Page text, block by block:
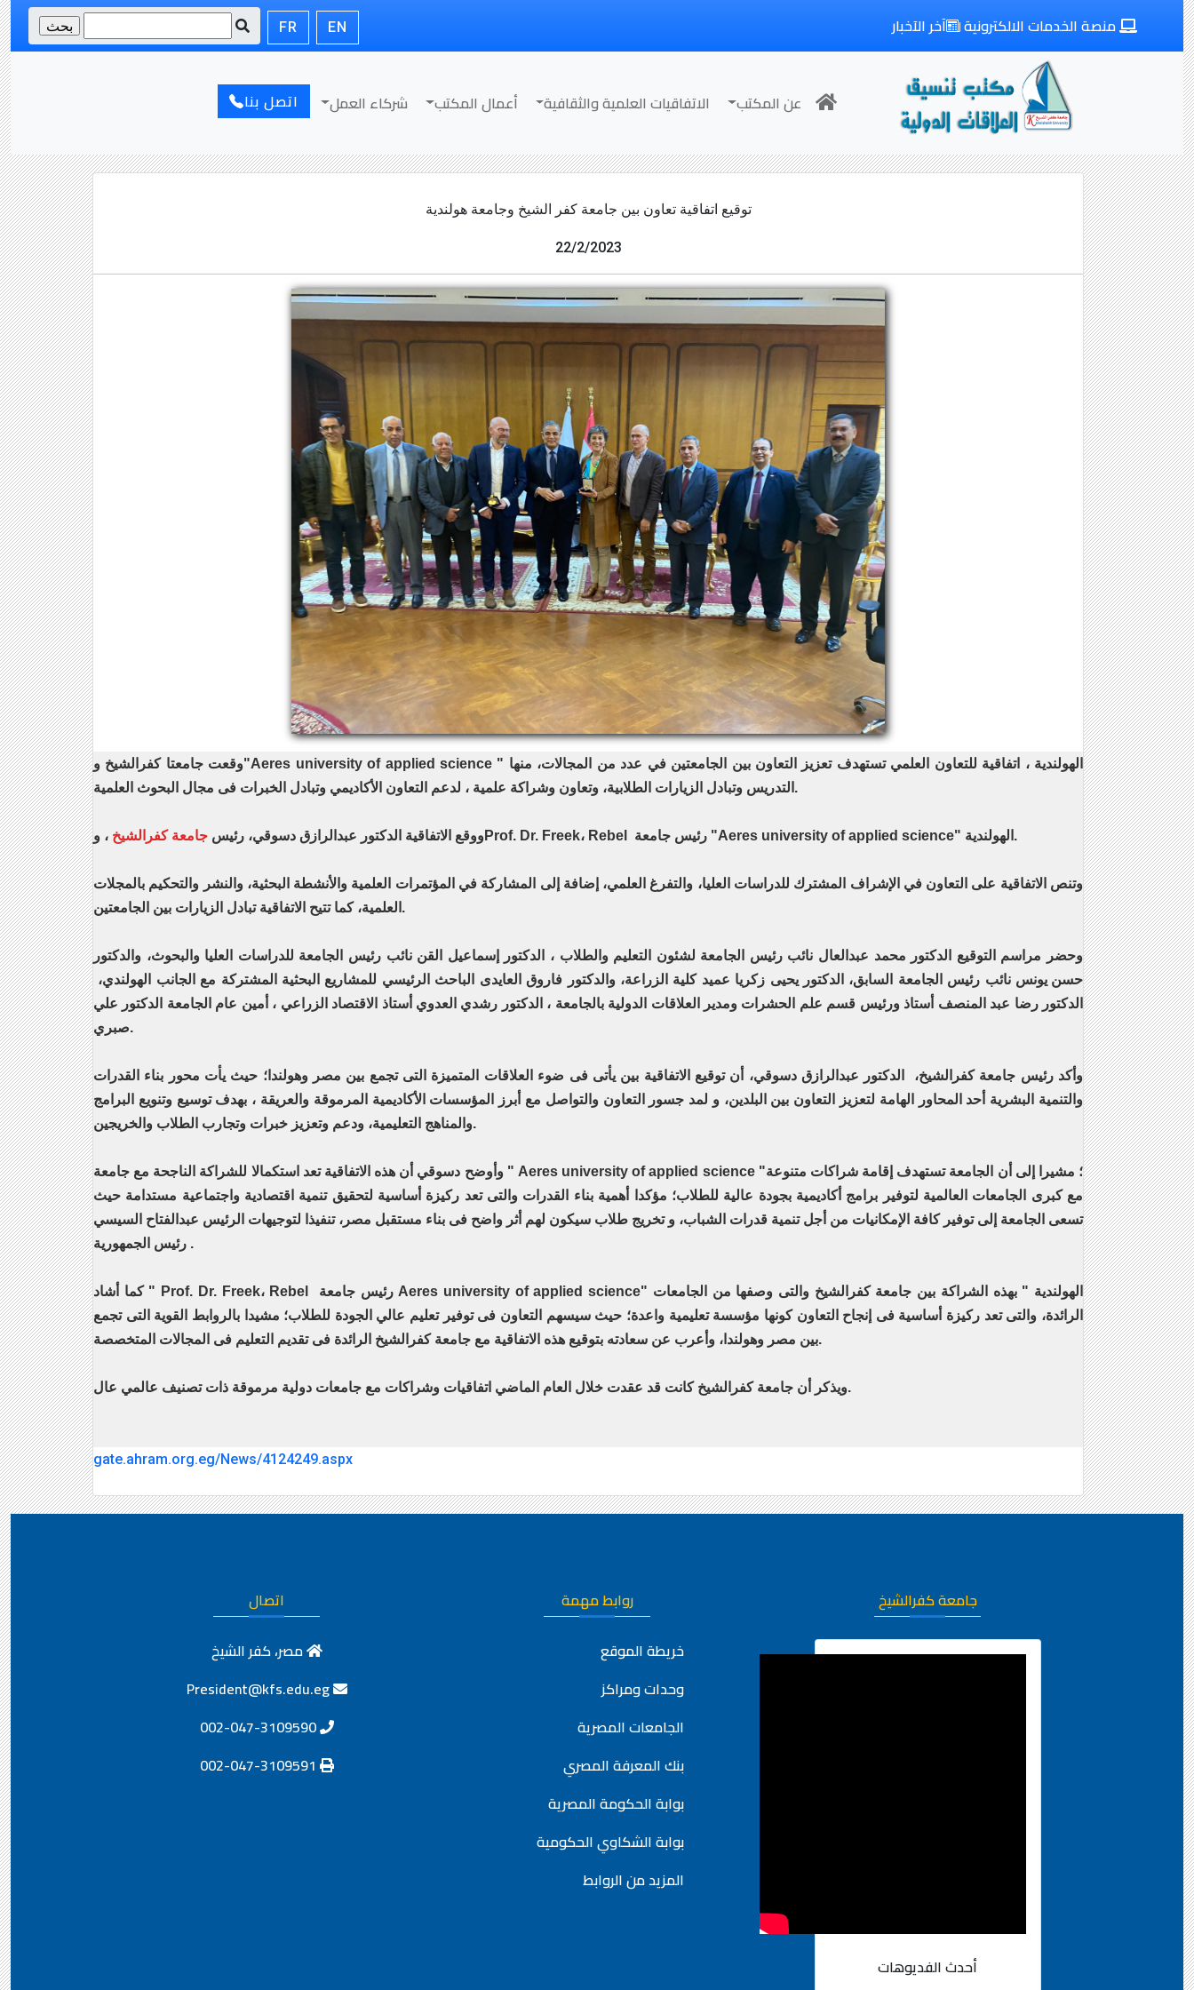
آخر الآخبار منصة الخدمات الالكترونية EN
FR
عن المكتب الاتفاقيات العلمية والثقافية أعمال المكتب شركاء العمل اتصل بنا
توقيع اتفاقية تعاون بين جامعة كفر الشيخ وجامعة هولندية
22/2/2023
وقعت جامعتا كفرالشيخ و"Aeres university of applied science " الهولندية ، اتفاقية للتعاون العلمي تستهدف تعزيز التعاون بين الجامعتين في عدد من المجالات، منها
التدريس وتبادل الزيارات الطلابية، وتعاون وشراكة علمية ، لدعم التعاون الأكاديمي وتبادل الخبرات فى مجال البحوث العلمية.
ووقع الاتفاقية الدكتور عبدالرازق دسوقي، رئيس جامعة كفرالشيخ ، وProf. Dr. Freek، Rebel رئيس جامعة "Aeres university of applied science" الهولندية.
وتنص الاتفاقية على التعاون في الإشراف المشترك للدراسات العليا، والتفرغ العلمي، إضافة إلى المشاركة في المؤتمرات العلمية والأنشطة البحثية، والنشر والتحكيم بالمجلات
العلمية، كما تتيح الاتفاقية تبادل الزيارات بين الجامعتين.
وحضر مراسم التوقيع الدكتور محمد عبدالعال نائب رئيس الجامعة لشئون التعليم والطلاب ، الدكتور إسماعيل القن نائب رئيس الجامعة للدراسات العليا والبحوث، والدكتور
حسن يونس نائب رئيس الجامعة السابق، الدكتور يحيى زكريا عميد كلية الزراعة، والدكتور فاروق العايدى الباحث الرئيسي للمشاريع البحثية المشتركة مع الجانب الهولندي،
الدكتور رضا عبد المنصف أستاذ ورئيس قسم علم الحشرات ومدير العلاقات الدولية بالجامعة ، الدكتور رشدي العدوي أستاذ الاقتصاد الزراعي ، أمين عام الجامعة الدكتور علي
صبري.
وأكد رئيس جامعة كفرالشيخ، الدكتور عبدالرازق دسوقي، أن توقيع الاتفاقية بين يأتى فى ضوء العلاقات المتميزة التى تجمع بين مصر وهولندا؛ حيث يأت محور بناء القدرات
والتنمية البشرية أحد المحاور الهامة لتعزيز التعاون بين البلدين، و لمد جسور التعاون والتواصل مع أبرز المؤسسات الأكاديمية المرموقة والعريقة ، بهدف توسيع وتنويع البرامج
والمناهج التعليمية، ودعم وتعزيز خبرات وتجارب الطلاب والخريجين.
وأوضح دسوقي أن هذه الاتفاقية تعد استكمالا للشراكة الناجحة مع جامعة " Aeres university of applied science "؛ مشيرا إلى أن الجامعة تستهدف إقامة شراكات متنوعة
مع كبرى الجامعات العالمية لتوفير برامج أكاديمية بجودة عالية للطلاب؛ مؤكدا أهمية بناء القدرات والتى تعد ركيزة أساسية لتحقيق تنمية اقتصادية واجتماعية مستدامة حيث
تسعى الجامعة إلى توفير كافة الإمكانيات من أجل تنمية قدرات الشباب، و تخريج طلاب سيكون لهم أثر واضح فى بناء مستقبل مصر، تنفيذا لتوجيهات الرئيس عبدالفتاح السيسي
رئيس الجمهورية .
كما أشاد " Prof. Dr. Freek، Rebel رئيس جامعة Aeres university of applied science" الهولندية " بهذه الشراكة بين جامعة كفرالشيخ والتى وصفها من الجامعات
الرائدة، والتى تعد ركيزة أساسية فى إنجاح التعاون كونها مؤسسة تعليمية واعدة؛ حيث سيسهم التعاون فى توفير تعليم عالي الجودة للطلاب؛ مشيدا بالروابط القوية التى تجمع
بين مصر وهولندا، وأعرب عن سعادته بتوقيع هذه الاتفاقية مع جامعة كفرالشيخ الرائدة فى تقديم التعليم فى المجالات المتخصصة.
ويذكر أن جامعة كفرالشيخ كانت قد عقدت خلال العام الماضي اتفاقيات وشراكات مع جامعات دولية مرموقة ذات تصنيف عالمي عال.
gate.ahram.org.eg/News/4124249.aspx
جامعة كفرالشيخ
أحدث الفديوهات
روابط مهمة
خريطة الموقع
وحدات ومراكز
الجامعات المصرية
بنك المعرفة المصري
بوابة الحكومة المصرية
بوابة الشكاوي الحكومية
المزيد من الروابط
اتصال
مصر، كفر الشيخ
President@kfs.edu.eg
002-047-3109590